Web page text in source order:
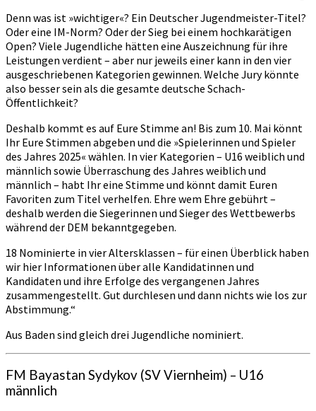
Denn was ist »wichtiger«? Ein Deutscher Jugendmeister-Titel?
Oder eine IM-Norm? Oder der Sieg bei einem hochkarätigen
Open? Viele Jugendliche hätten eine Auszeichnung für ihre
Leistungen verdient – aber nur jeweils einer kann in den vier
ausgeschriebenen Kategorien gewinnen. Welche Jury könnte
also besser sein als die gesamte deutsche Schach-
Öffentlichkeit?
Deshalb kommt es auf Eure Stimme an! Bis zum 10. Mai könnt
Ihr Eure Stimmen abgeben und die »Spielerinnen und Spieler
des Jahres 2025« wählen. In vier Kategorien – U16 weiblich und
männlich sowie Überraschung des Jahres weiblich und
männlich – habt Ihr eine Stimme und könnt damit Euren
Favoriten zum Titel verhelfen. Ehre wem Ehre gebührt –
deshalb werden die Siegerinnen und Sieger des Wettbewerbs
während der DEM bekanntgegeben.
18 Nominierte in vier Altersklassen – für einen Überblick haben
wir hier Informationen über alle Kandidatinnen und
Kandidaten und ihre Erfolge des vergangenen Jahres
zusammengestellt. Gut durchlesen und dann nichts wie los zur
Abstimmung.“
Aus Baden sind gleich drei Jugendliche nominiert.
FM Bayastan Sydykov (SV Viernheim) – U16
männlich